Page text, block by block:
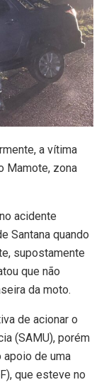
a vítima
Mamote, zona
acidente
Santana quando
supostamente
que não
da moto.
de acionar o
(SAMU), porém
apoio de uma
que esteve no